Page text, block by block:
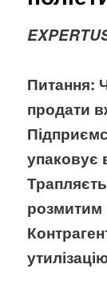
Питання:
продати
упаковує